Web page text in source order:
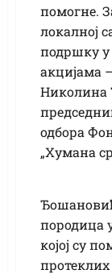
помогне.
локалној
подршку
акцијама
Николина
одбора
„Хумана
породица
којој су